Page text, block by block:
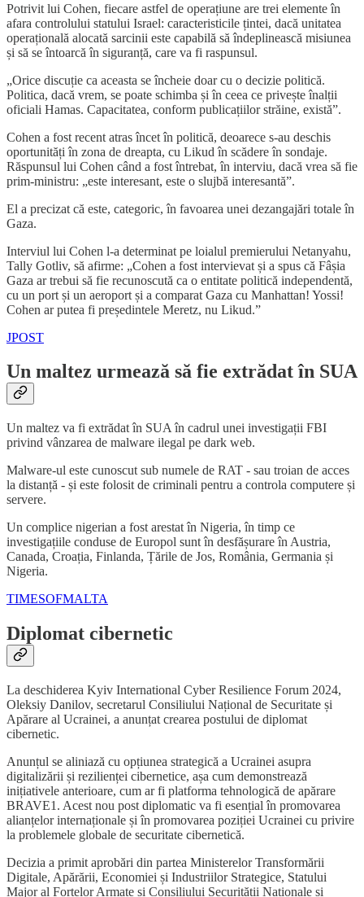
Potrivit lui Cohen, fiecare astfel de operațiune are trei elemente în
afara controlului statului Israel: caracteristicile țintei, dacă unitatea
operațională alocată sarcinii este capabilă să îndeplinească misiunea
și să se întoarcă în siguranță, care va fi raspunsul.
„Orice discuție ca aceasta se încheie doar cu o decizie politică.
Politica, dacă vrem, se poate schimba și în ceea ce privește înalții
oficiali Hamas. Capacitatea, conform publicațiilor străine, există”.
Cohen a fost recent atras încet în politică, deoarece s-au deschis
oportunități în zona de dreapta, cu Likud în scădere în sondaje.
Răspunsul lui Cohen când a fost întrebat, în interviu, dacă vrea să fie
prim-ministru: „este interesant, este o slujbă interesantă”.
El a precizat că este, categoric, în favoarea unei dezangajări totale în
Gaza.
Interviul lui Cohen l-a determinat pe loialul premierului Netanyahu,
Tally Gotliv, să afirme: „Cohen a fost intervievat și a spus că Fâșia
Gaza ar trebui să fie recunoscută ca o entitate politică independentă,
cu un port și un aeroport și a comparat Gaza cu Manhattan! Yossi!
Cohen ar putea fi președintele Meretz, nu Likud.”
JPOST
Un maltez urmează să fie extrădat în SUA
Un maltez va fi extrădat în SUA în cadrul unei investigații FBI
privind vânzarea de malware ilegal pe dark web.
Malware-ul este cunoscut sub numele de RAT - sau troian de acces
la distanță - și este folosit de criminali pentru a controla computere și
servere.
Un complice nigerian a fost arestat în Nigeria, în timp ce
investigațiile conduse de Europol sunt în desfășurare în Austria,
Canada, Croația, Finlanda, Țările de Jos, România, Germania și
Nigeria.
TIMESOFMALTA
Diplomat cibernetic
La deschiderea Kyiv International Cyber Resilience Forum 2024,
Oleksiy Danilov, secretarul Consiliului Național de Securitate și
Apărare al Ucrainei, a anunțat crearea postului de diplomat
cibernetic.
Anunțul se aliniază cu opțiunea strategică a Ucrainei asupra
digitalizării și rezilienței cibernetice, așa cum demonstrează
inițiativele anterioare, cum ar fi platforma tehnologică de apărare
BRAVE1. Acest nou post diplomatic va fi esențial în promovarea
alianțelor internaționale și în promovarea poziției Ucrainei cu privire
la problemele globale de securitate cibernetică.
Decizia a primit aprobări din partea Ministerelor Transformării
Digitale, Apărării, Economiei și Industriilor Strategice, Statului
Major al Forțelor Armate și Consiliului Securității Naționale și